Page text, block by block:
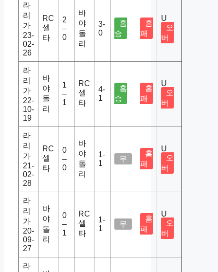
라
리
가
23-
02-
26
RC
셀
타
2
–
0
바
야
돌
리
3-
0
홈
승
홈
패
U
오
버
라
리
가
22-
10-
19
바
야
돌
리
1
–
1
RC
셀
타
4-
1
홈
승
홈
패
U
오
버
라
리
가
21-
02-
28
RC
셀
타
0
–
0
바
야
돌
리
1-
1
무
홈
패
U
오
버
라
리
가
20-
09-
27
바
야
돌
리
0
–
1
RC
셀
타
1-
1
무
홈
패
U
오
버
라